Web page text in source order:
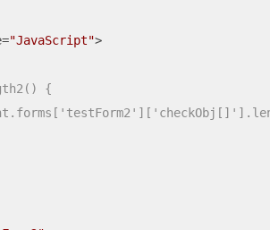
="JavaScript">
{